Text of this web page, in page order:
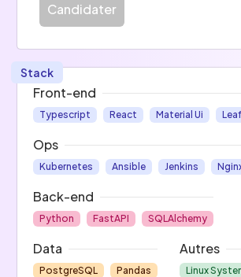
Nous sommes basés autour de
télé-travaillons majoritairement
ensemble 1 jour par semaine).
télétravail total possible selon profil.
Candidater
Stack
Front-end
Typescript React Material Ui
Ops
Kubernetes Ansible Jenkins
Back-end
Python FastAPI SQLAlchemy
Data
PostgreSQL Pandas
Autres
Linux